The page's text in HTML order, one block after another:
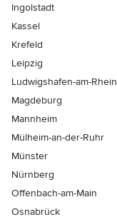
Ingolstadt
Kassel
Krefeld
Leipzig
Ludwigshafen-am-Rhein
Magdeburg
Mannheim
Mülheim-an-der-Ruhr
Münster
Nürnberg
Offenbach-am-Main
Osnabrück